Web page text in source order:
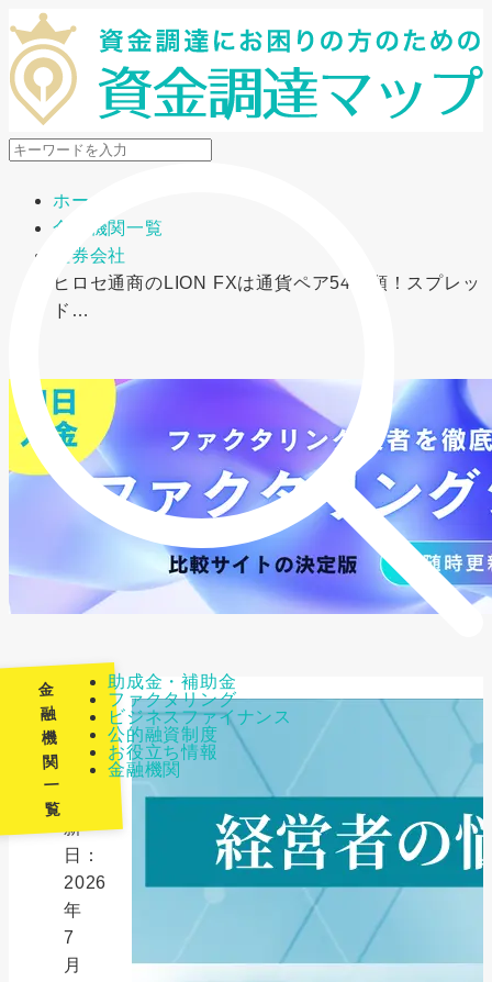
メニューを開閉
助成金・補助金
ファクタリング
ビジネスファイナンス
公的融資制度
お役立ち情報
金融機関
ホーム
金融機関一覧
証券会社
ヒロセ通商のLION FXは通貨ペア54種類！スプレッ
ド…
金
融
機
関
一
覧
新
日：
2026
年
7
月